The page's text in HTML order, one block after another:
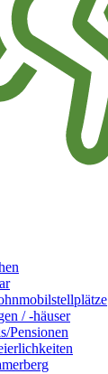
/ -häuser
Pensionen